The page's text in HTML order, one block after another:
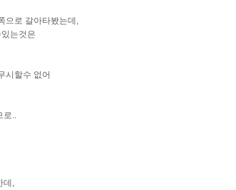
으로 갈아타봤는데,
는것은
시할수 없어
로..
데,